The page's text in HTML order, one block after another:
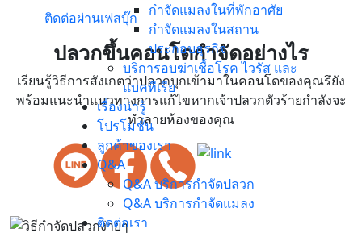
กำจัดแมลงในที่พักอาศัย
กำจัดแมลงในสถาน
ประกอบธุรกิจ
บริการอบฆ่าเชื้อโรค ไวรัส และ
แบคทีเรีย
เรื่องน่ารู้
โปรโมชั่น
ลูกค้าของเรา
Q&A
Q&A บริการกำจัดปลวก
Q&A บริการกำจัดแมลง
ติดต่อเรา
ติดต่อผ่านเฟสบุ๊ก
ปลวกขึ้นคอนโดกำจัดอย่างไร
เรียนรู้วิธีการสังเกตว่าปลวกบุกเข้ามาในคอนโดของคุณรึยัง
พร้อมแนะนำแนวทางการแก้ไขหากเจ้าปลวกตัวร้ายกำลังจะ
ทำลายห้องของคุณ